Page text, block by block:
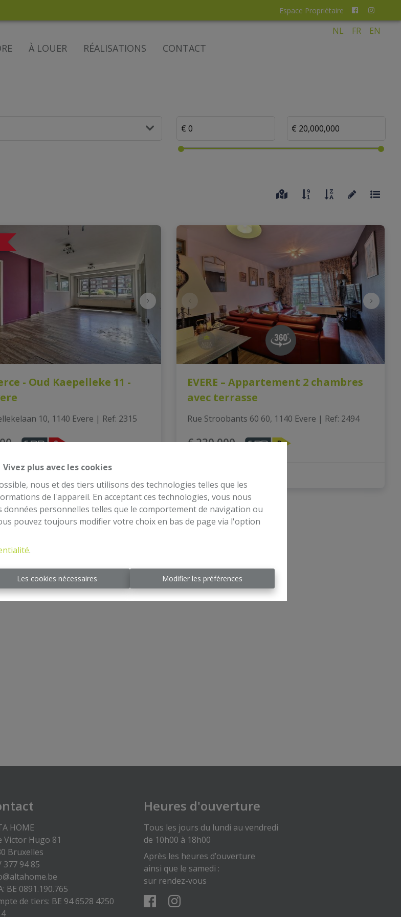
Vivez plus avec les cookies
nous et des tiers utilisons des technologies telles que les
de l'appareil. En acceptant ces technologies, vous nous
personnelles telles que le comportement de navigation ou
pouvez toujours modifier votre choix en bas de page via l'option
.
Les cookies nécessaires Modifier les préférences
Espace Propriétaire
À LOUER RÉALISATIONS
CONTACT
NL FR EN
- Oud Kaepelleke 11 -
10, 1140 Evere | Ref: 2315
EVERE – Appartement 2 chambres
avec terrasse
Rue Stroobants 60 60, 1140 Evere | Ref: 2494
€ 230.000
HOME
Victor Hugo 81
Bruxelles
377 94 85
BE 0891.190.765
de tiers: BE 94 6528 4250
Heures d'ouverture
Tous les jours du lundi au vendredi
de 10h00 à 18h00
Après les heures d’ouverture
ainsi que le samedi :
sur rendez-vous